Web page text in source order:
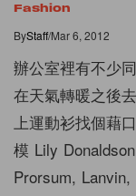
Fashion
ByStaff/Mar 6, 2012
辦公室裡有不少
在天氣轉暖之後
上運動衫找個藉
模 Lily
Prorsum,